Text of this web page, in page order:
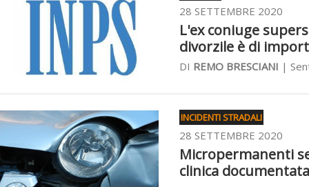
28 SETTEMBRE 2020
L'ex coniuge
divorzile è di
DI REMO BRESCIANI |
INCIDENTI STRADALI
28 SETTEMBRE 2020
Micropermanenti
clinica documentata